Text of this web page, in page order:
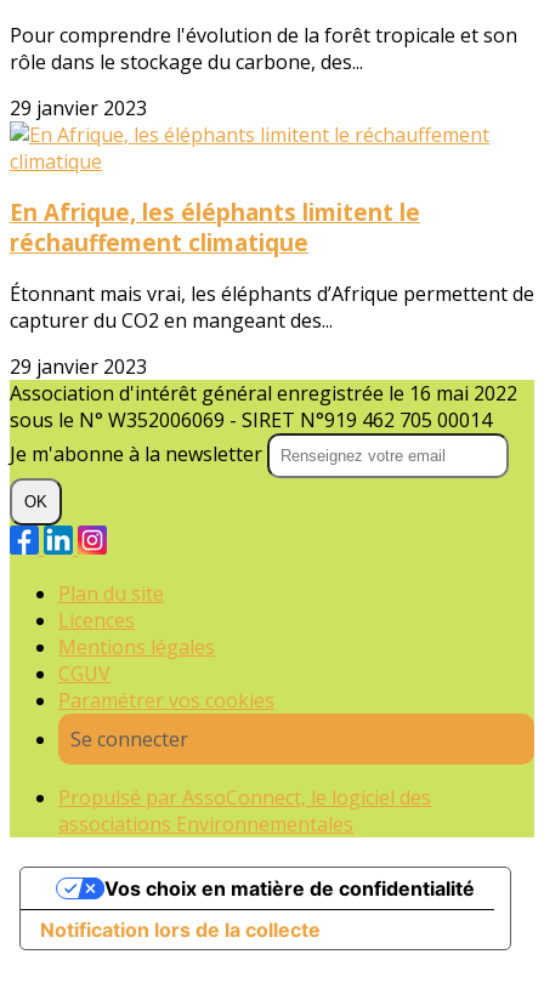
Pour comprendre l'évolution de la forêt tropicale et son
rôle dans le stockage du carbone, des...
29 janvier 2023
En Afrique, les éléphants limitent le
réchauffement climatique
Étonnant mais vrai, les éléphants d’Afrique permettent de
capturer du CO2 en mangeant des...
29 janvier 2023
Association d'intérêt général enregistrée le 16 mai 2022
sous le N° W352006069 - SIRET N°919 462 705 00014
Je m'abonne à la newsletter
OK
Plan du site
Licences
Mentions légales
CGUV
Paramétrer vos cookies
Se connecter
Propulsé par AssoConnect, le logiciel des
associations Environnementales
Notification lors de la collecte
Vos choix en matière de confidentialité